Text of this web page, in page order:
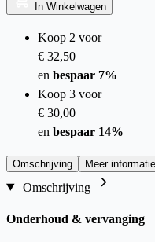
In Winkelwagen
Koop 2 voor
€ 32,50
en bespaar 7%
Koop 3 voor
€ 30,00
en bespaar 14%
Omschrijving Meer informatie
Omschrijving
Onderhoud & vervanging